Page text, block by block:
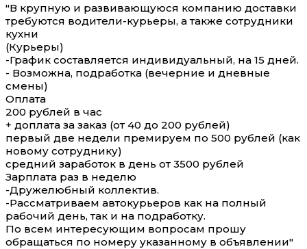
"В крупную и развивающуюся компанию доставки
требуются водители-курьеры, а также сотрудники
кухни
(Курьеры)
-График составляется индивидуальный, на 15 дней.
- Возможна, подработка (вечерние и дневные
смены)
Оплата
200 рублей в час
+ доплата за заказ (от 40 до 200 рублей)
первый две недели премируем по 500 рублей (как
новому сотруднику)
средний заработок в день от 3500 рублей
Зарплата раз в неделю
-Дружелюбный коллектив.
-Рассматриваем автокурьеров как на полный
рабочий день, так и на подработку.
По всем интересующим вопросам прошу
обращаться по номеру указанному в объявлении"